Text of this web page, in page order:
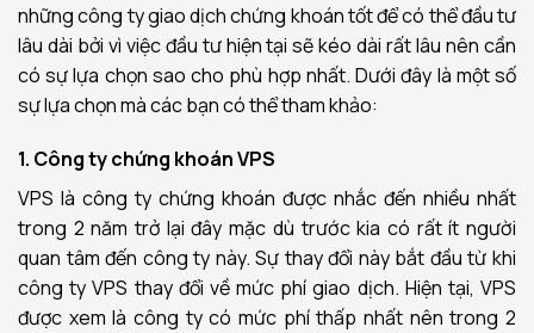
những công ty giao dịch chứng khoán tốt để có thể đầu tư
lâu dài bởi vì việc đầu tư hiện tại sẽ kéo dài rất lâu nên cần
có sự lựa chọn sao cho phù hợp nhất.Dưới đây là một số
sự lựa chọn mà các bạn có thể tham khảo:
1. Công ty chứng khoán VPS
VPS là công ty chứng khoán được nhắc đến nhiều nhất
trong 2 năm trở lại đây mặc dù trước kia có rất ít người
quan tâm đến công ty này. Sự thay đổi này bắt đầu từ khi
công ty VPS thay đổi về mức phí giao dịch. Hiện tại, VPS
được xem là công ty có mức phí thấp nhất nên trong 2